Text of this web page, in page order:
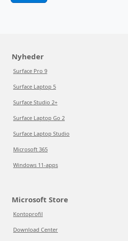
Nyheder
Surface Pro 9
Surface Laptop 5
Surface Studio 2+
Surface Laptop Go 2
Surface Laptop Studio
Microsoft 365
Windows 11-apps
Microsoft Store
Kontoprofil
Download Center